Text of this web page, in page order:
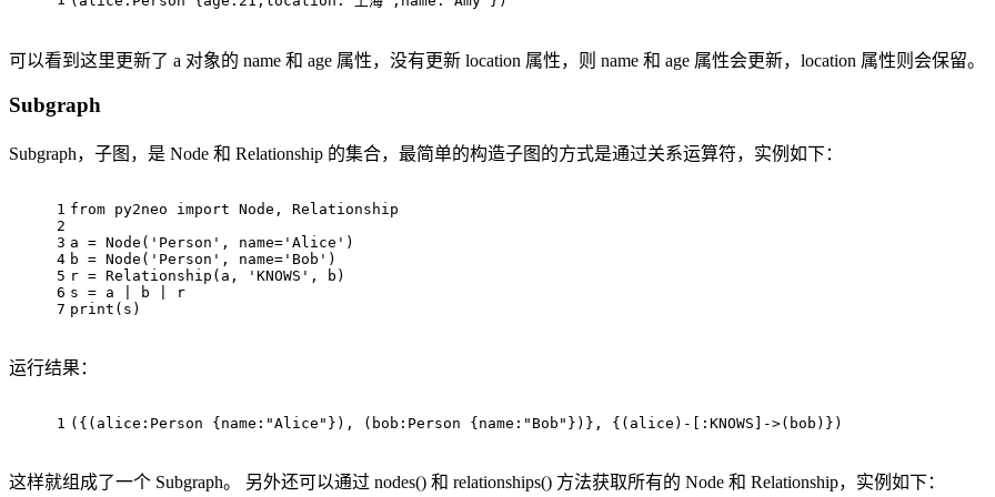
可以看到这里更新了 a 对象的 name 和 age 属性，没有更新 location 属性，则 name 和 age 属性会更新，location 属性则会保留。
Subgraph
Subgraph，子图，是 Node 和 Relationship 的集合，最简单的构造子图的方式是通过关系运算符，实例如下：
1
2
3
4
5
6
7
from py2neo import Node , Relationship
a = Node ('Person ', name= 'Alice')
b = Node ('Person ', name= 'Bob')
r = Relationship(a, 'KNOWS', b)
s = a | b | r
print(s)
运行结果：
1 ({( alice:Person {name: "Alice" }), ( bob:Person {name: "Bob" })}, {( alice )-[ :KNOWS ]->( bob )})
这样就组成了一个 Subgraph。 另外还可以通过 nodes() 和 relationships() 方法获取所有的 Node 和 Relationship，实例如下：